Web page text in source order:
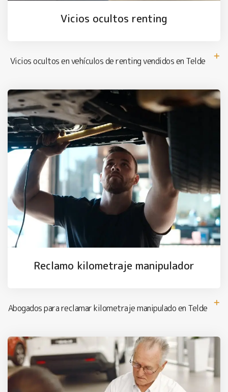
Vicios ocultos renting
Vicios ocultos en vehículos de renting vendidos en Telde
Reclamo kilometraje manipulador
Abogados para reclamar kilometraje manipulado en Telde